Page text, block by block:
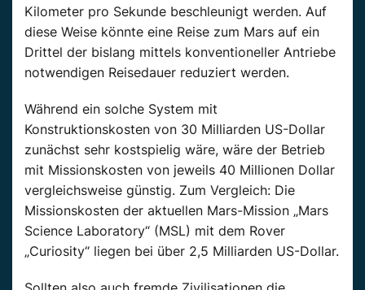
Kilometer pro Sekunde beschleunigt werden. Auf
diese Weise könnte eine Reise zum Mars auf ein
Drittel der bislang mittels konventioneller Antriebe
notwendigen Reisedauer reduziert werden.
Während ein solche System mit
Konstruktionskosten von 30 Milliarden US-Dollar
zunächst sehr kostspielig wäre, wäre der Betrieb
mit Missionskosten von jeweils 40 Millionen Dollar
vergleichsweise günstig. Zum Vergleich: Die
Missionskosten der aktuellen Mars-Mission „Mars
Science Laboratory“ (MSL) mit dem Rover
„Curiosity“ liegen bei über 2,5 Milliarden US-Dollar.